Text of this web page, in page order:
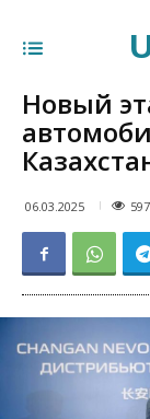
Новый
06.03.2025